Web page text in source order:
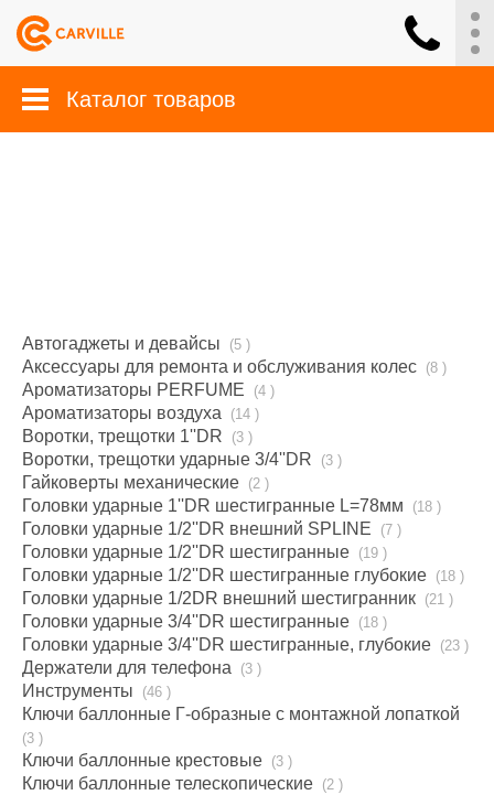
Каталог товаров
Автогаджеты и девайсы (5 )
Аксессуары для ремонта и обслуживания колес (8 )
Ароматизаторы PERFUME (4 )
Ароматизаторы воздуха (14 )
Воротки, трещотки 1''DR (3 )
Воротки, трещотки ударные 3/4''DR (3 )
Гайковерты механические (2 )
Головки ударные 1''DR шестигранные L=78мм (18 )
Головки ударные 1/2''DR внешний SPLINE (7 )
Головки ударные 1/2''DR шестигранные (19 )
Головки ударные 1/2''DR шестигранные глубокие (18 )
Головки ударные 1/2DR внешний шестигранник (21 )
Головки ударные 3/4''DR шестигранные (18 )
Головки ударные 3/4''DR шестигранные, глубокие (23 )
Держатели для телефона (3 )
Инструменты (46 )
Ключи баллонные Г-образные с монтажной лопаткой
(3 )
Ключи баллонные крестовые (3 )
Ключи баллонные телескопические (2 )